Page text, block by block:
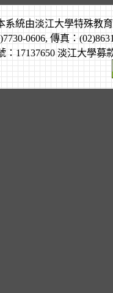
系統由淡江大學特殊教
0606, 傳真：
：17137650 淡江大學